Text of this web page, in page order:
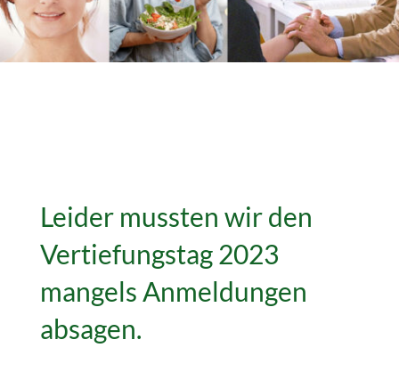
Leider mussten wir den
Vertiefungstag 2023
mangels Anmeldungen
absagen.